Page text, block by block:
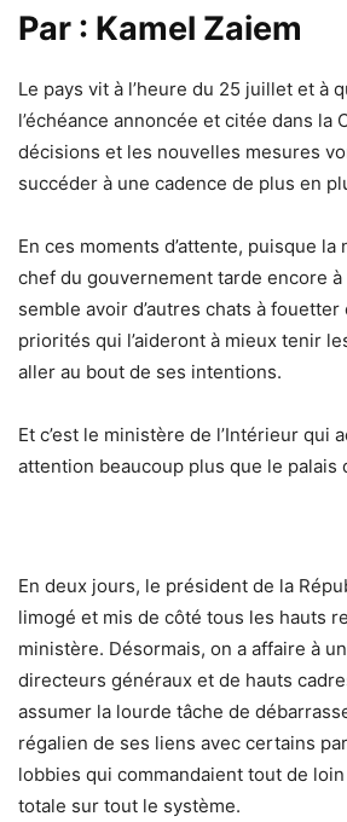
Par : Kamel Zaiem
Le pays vit à l’heure du 25 juillet et à
l’échéance annoncée et citée dans la
décisions et les nouvelles mesures
succéder à une cadence de plus en
En ces moments d’attente, puisque
chef du gouvernement tarde encore à
semble avoir d’autres chats à fouetter
priorités qui l’aideront à mieux tenir
aller au bout de ses intentions.
Et c’est le ministère de l’Intérieur qui
attention beaucoup plus que le palais
En deux jours, le président de la
limogé et mis de côté tous les hauts
ministère. Désormais, on a affaire à
directeurs généraux et de hauts
assumer la lourde tâche de
régalien de ses liens avec certains
lobbies qui commandaient tout de
totale sur tout le système.